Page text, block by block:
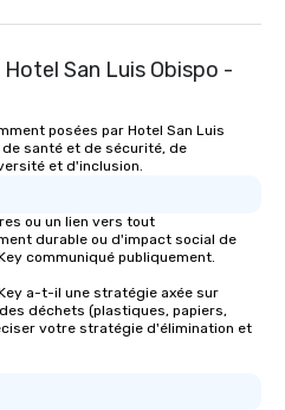
San Luis Obispo -
posées par Hotel San Luis
de santé et de sécurité, de
et d'inclusion.
ou un lien vers tout
durable ou d'impact social de
communiqué publiquement.
a-t-il une stratégie axée sur
déchets (plastiques, papiers,
votre stratégie d'élimination et